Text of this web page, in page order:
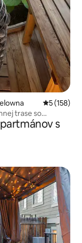
Priemerné
5 (158)
trase so
s